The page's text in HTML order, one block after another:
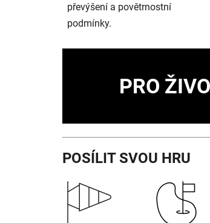
převýšení a povětrnostní
podmínky.
PRO
POSÍLIT SVOU HRU